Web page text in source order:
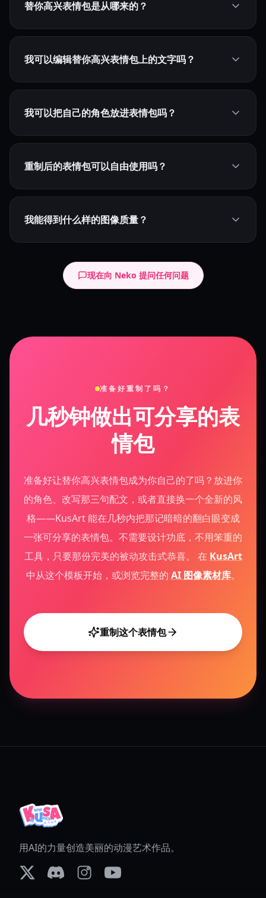
替你高兴表情包是从哪来的？
我可以编辑替你高兴表情包上的文字吗？
我可以把自己的角色放进表情包吗？
重制后的表情包可以自由使用吗？
我能得到什么样的图像质量？
现在向 Neko 提问任何问题
准备好重制了吗？
几秒钟做出可分享的表
情包
准备好让替你高兴表情包成为你自己的了吗？放进你
的角色、改写那三句配文，或者直接换一个全新的风
格——KusArt 能在几秒内把那记暗暗的翻白眼变成
一张可分享的表情包。不需要设计功底，不用笨重的
工具，只要那份完美的被动攻击式恭喜。
在 KusArt
中从这个模板开始，或浏览完整的 AI 图像素材库。
重制这个表情包
用AI的力量创造美丽的动漫艺术作品。